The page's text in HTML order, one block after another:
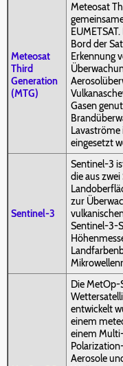
Meteosat
Third
Generation
(MTG)
Meteosat
Bord der
Erkennung
Gasen
eingesetzt
Sentinel-3
Sentinel-3
die aus
zur
Sentinel-3-
Die MetOp-
entwickelt
einem
einem
Aerosole